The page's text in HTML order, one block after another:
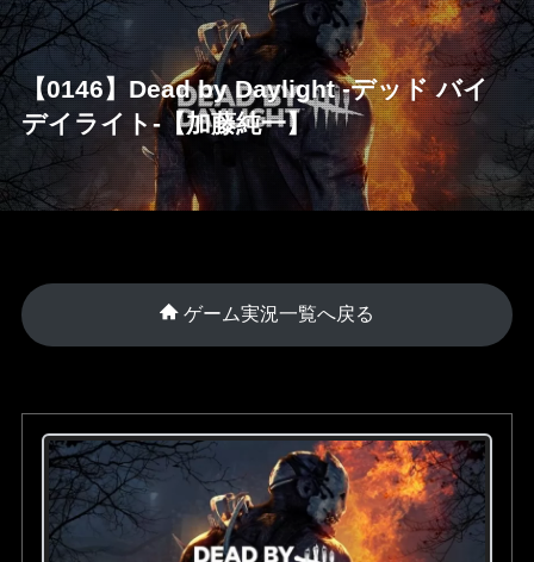
【0146】Dead by Daylight -デッド バイ
デイライト-【加藤純一】
ゲーム実況一覧へ戻る